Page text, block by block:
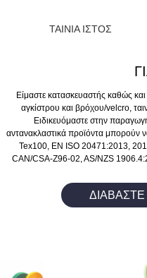
ΤΑΙΝΙΑ ΙΣΤΟΣ
Είμαστε κατασκευαστής καθώς
αγκίστρου και βρόχου/velcro,
Ειδικευόμαστε στην
αντανακλαστικά προϊόντα
Tex100, EN ISO 20471:2013,
CAN/CSA-Z96-02, AS/NZS